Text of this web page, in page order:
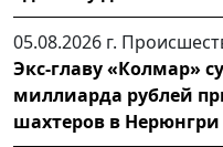
05.08.2026 г.
Экс-главу «Колмар»
миллиарда рублей
шахтеров в Нерюнгри